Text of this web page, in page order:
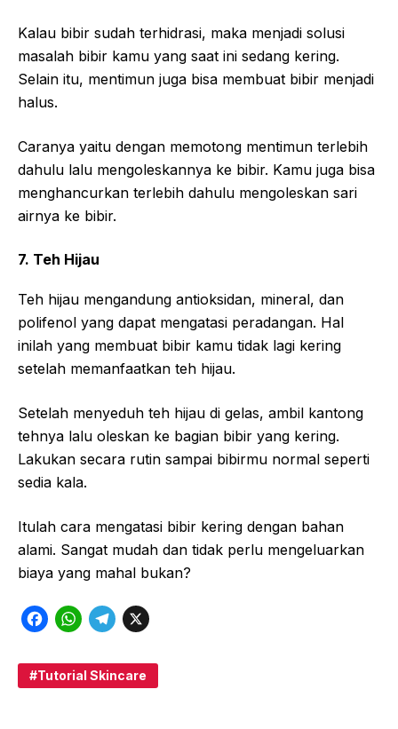
Kalau bibir sudah terhidrasi, maka menjadi solusi
masalah bibir kamu yang saat ini sedang kering.
Selain itu, mentimun juga bisa membuat bibir menjadi
halus.
Caranya yaitu dengan memotong mentimun terlebih
dahulu lalu mengoleskannya ke bibir. Kamu juga bisa
menghancurkan terlebih dahulu mengoleskan sari
airnya ke bibir.
7. Teh Hijau
Teh hijau mengandung antioksidan, mineral, dan
polifenol yang dapat mengatasi peradangan. Hal
inilah yang membuat bibir kamu tidak lagi kering
setelah memanfaatkan teh hijau.
Setelah menyeduh teh hijau di gelas, ambil kantong
tehnya lalu oleskan ke bagian bibir yang kering.
Lakukan secara rutin sampai bibirmu normal seperti
sedia kala.
Itulah cara mengatasi bibir kering dengan bahan
alami. Sangat mudah dan tidak perlu mengeluarkan
biaya yang mahal bukan?
F
c
W
a
T
l
X
Tutorial Skincare